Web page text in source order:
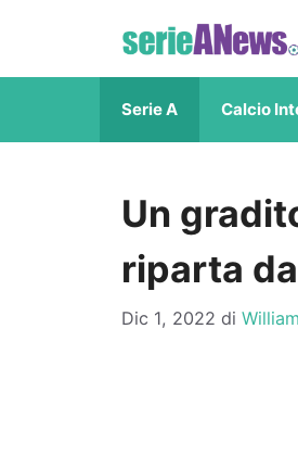
contenuto
Serie A Calcio
Un
riparta
Dic 1, 2022 di